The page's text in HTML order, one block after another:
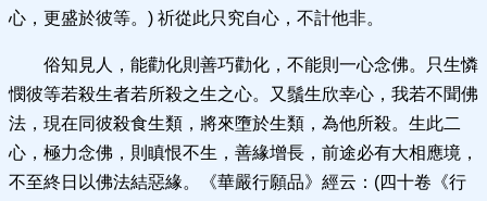
心，更盛於彼等。) 祈從此只究自心，不計他非。
俗知見人，能勸化則善巧勸化，不能則一心念佛。只生憐
憫彼等若殺生者若所殺之生之心。又鬚生欣幸心，我若不聞佛
法，現在同彼殺食生類，將來墮於生類，為他所殺。生此二
心，極力念佛，則瞋恨不生，善緣增長，前途必有大相應境，
不至終日以佛法結惡緣。《華嚴行願品》經云：(四十卷《行